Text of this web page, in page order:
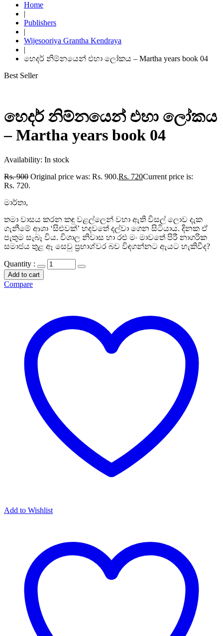
Home
|
Publishers
|
Wijesooriya Grantha Kendraya
|
හෙදර් නිම්නයෙන් එහා ලෝකය – Martha years book 04
Best Seller
හෙදර් නිම්නයෙන් එහා ලෝකය
– Martha years book 04
Availability: In stock
Rs.900 Original price was: Rs. 900.Rs. 720Current price is:
Rs. 720.
මාර්තා,
තමා වාසය කරන කඳු වළල්ලෙන් වහා ඇති විසල් ලොව දැක
ගැනීමේ ආශා ‘සිළුවක්’ හදවතේ දල්වා ගෙන සිටියාය. දිනක ඒ
පැතුම සැබෑ විය. විශාල නිවාස හා රළු මං මාවතේ පිරී නාගරික
සමාජය තුළ ඈ සෙවු ප්‍රභාශ්වර බව විඳගන්නට ඇයට හැකිවීද?
Quantity :
Add to cart
Compare
Add to Wishlist